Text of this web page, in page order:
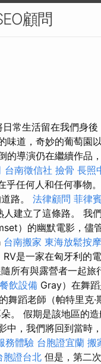
顧問
常生活留在我們身
味道，奇妙的葡萄園
的導演仍在繼續作品
台南徵信社 撿骨 長照
乎任何人和任何事物。
路。 法律顧問 菲律
建立了這條路。 我
）的幽默電影，儘
台南搬家 東海放鬆按摩
RV是一家在匈牙利的
所有與露營者一起旅
餐飲設備 Gray）在舞蹈
舞蹈老師（帕特里克
。 假期是該地區的
中，我們將回到當時
務體驗 台胞證宜蘭 搬
胞證台北 但是，第二